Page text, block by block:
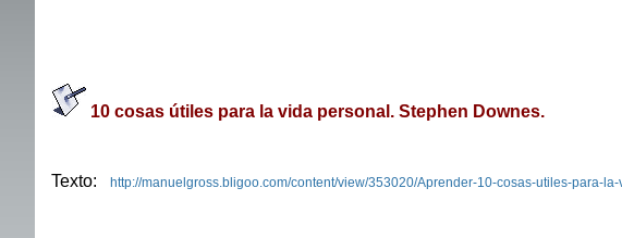
10 cosas útiles para la vida personal. Stephen Downes.
Texto: http://manuelgross.bligoo.com/content/view/353020/Aprender-10-cosas-utiles-para-la-